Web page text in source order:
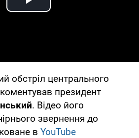
Play Video
обстріл центрального
президент
. Відео його
звернення до
в YouTube